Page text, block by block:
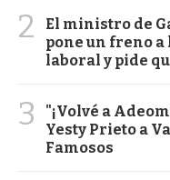
2
El ministro de
pone un freno
laboral y pide
3
"¡Volvé a
Yesty Prieto a
Famosos